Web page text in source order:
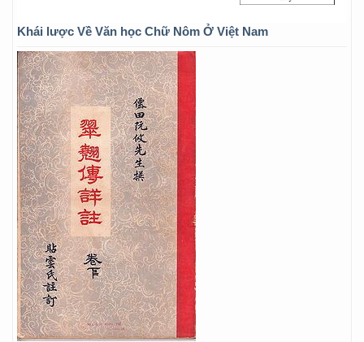
Khái lược Về Văn học Chữ Nôm Ở Việt Nam